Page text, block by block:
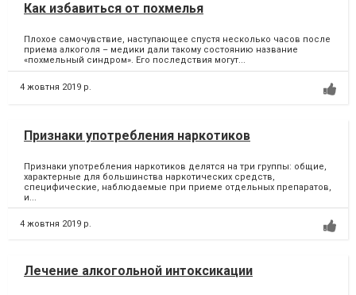
Как избавиться от похмелья
Плохое самочувствие, наступающее спустя несколько часов после
приема алкоголя – медики дали такому состоянию название
«похмельный синдром». Его последствия могут...
4 жовтня 2019 р.
Признаки употребления наркотиков
Признаки употребления наркотиков делятся на три группы: общие,
характерные для большинства наркотических средств,
специфические, наблюдаемые при приеме отдельных препаратов,
и...
4 жовтня 2019 р.
Лечение алкогольной интоксикации